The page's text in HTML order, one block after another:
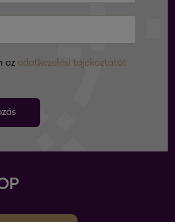
az adatkezelési tájékoztatót